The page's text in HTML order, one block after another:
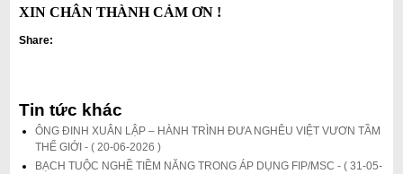
XIN CHÂN THÀNH CẢM ƠN !
Share:
Tin tức khác
ÔNG ĐINH XUÂN LẬP – HÀNH TRÌNH ĐƯA NGHÊU VIỆT VƯƠN TẦM
THẾ GIỚI -( 20-06-2026 )
BẠCH TUỘC NGHỀ TIỀM NĂNG TRONG ÁP DỤNG FIP/MSC -( 31-05-